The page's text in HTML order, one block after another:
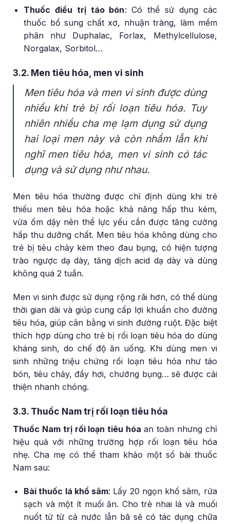
Thuốc điều trị táo bón: Có thể sử dụng các
thuốc bổ sung chất xơ, nhuận tràng, làm mềm
phân như Duphalac, Forlax, Methylcellulose,
Norgalax, Sorbitol…
3.2. Men tiêu hóa, men vi sinh
Men tiêu hóa và men vi sinh được dùng
nhiều khi trẻ bị rối loạn tiêu hóa. Tuy
nhiên nhiều cha mẹ lạm dụng sử dụng
hai loại men này và còn nhầm lẫn khi
nghĩ men tiêu hóa, men vi sinh có tác
dụng và sử dụng như nhau.
Men tiêu hóa thường được chỉ định dùng khi trẻ
thiếu men tiêu hóa hoặc khả năng hấp thu kém,
vừa ốm dậy nên thể lực yếu cần được tăng cường
hấp thu dưỡng chất. Men tiêu hóa không dùng cho
trẻ bị tiêu chảy kèm theo đau bụng, có hiện tượng
trào ngược dạ dày, tăng dịch acid dạ dày và dùng
không quá 2 tuần.
Men vi sinh được sử dụng rộng rãi hơn, có thể dùng
thời gian dài và giúp cung cấp lợi khuẩn cho đường
tiêu hóa, giúp cân bằng vi sinh đường ruột. Đặc biệt
thích hợp dùng cho trẻ bị rối loạn tiêu hóa do dùng
kháng sinh, do chế độ ăn uống. Khi dùng men vi
sinh những triệu chứng rối loạn tiêu hóa như táo
bón, tiêu chảy, đầy hơi, chướng bụng… sẽ được cải
thiện nhanh chóng.
3.3. Thuốc Nam trị rối loạn tiêu hóa
Thuốc Nam trị rối loạn tiêu hóa an toàn nhưng chỉ
hiệu quả với những trường hợp rối loạn tiêu hóa
nhẹ. Cha mẹ có thể tham khảo một số bài thuốc
Nam sau:
Bài thuốc lá khổ sâm: Lấy 20 ngọn khổ sâm, rửa
sạch và một ít muối ăn. Cho trẻ nhai lá và muối
nuốt từ từ cả nước lẫn bã sẽ có tác dụng chữa